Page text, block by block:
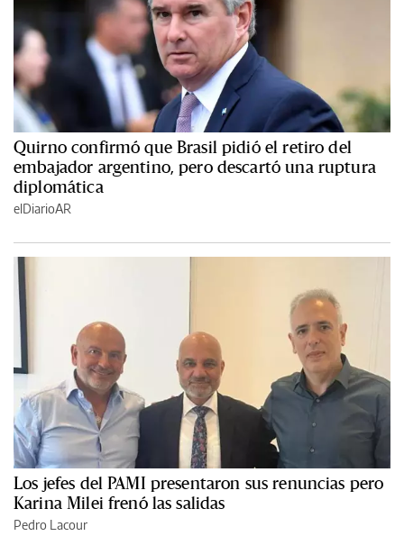
Quirno confirmó que Brasil pidió el retiro del
embajador argentino, pero descartó una ruptura
diplomática
elDiarioAR
Los jefes del PAMI presentaron sus renuncias pero
Karina Milei frenó las salidas
Pedro Lacour